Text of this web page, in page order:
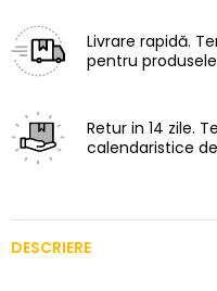
Livrare rapidă.
pentru
Retur in 14 zile.
calendaristice
DESCRIERE